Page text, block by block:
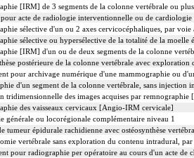
[IRM] de 3 segments de la colonne vertébrale ou
acte de radiologie interventionnelle ou de
sélective d'un ou 2 axes cervicocéphaliques, par voie
sélective ou hypersélective de la totalité de la moelle
[IRM] d'un ou de deux segments de la colonne
postérieure de la colonne vertébrale avec
pour archivage numérique d'une mammographie ou
d'un segment de la colonne vertébrale, sans injection
tridimensionnelle des images acquises par remnographie
des vaisseaux cervicaux [Angio-IRM cervicale]
générale ou locorégionale complémentaire niveau 1
tumeur épidurale rachidienne avec ostéosynthèse
vertébrale sans exploration du contenu intradural,
pour radiographie per opératoire au cours d'un acte